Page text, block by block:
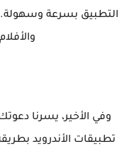
التطبيق بسرعة وسهولة.
وفي الأخير، يسرنا
تطبيقات الأندرويد